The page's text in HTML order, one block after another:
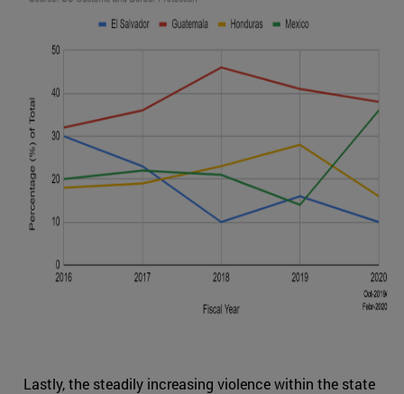
Lastly, the steadily increasing violence within the state